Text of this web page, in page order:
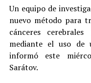
Un equipo de
nuevo método para
cánceres
mediante el uso de
informó este
Sarátov.